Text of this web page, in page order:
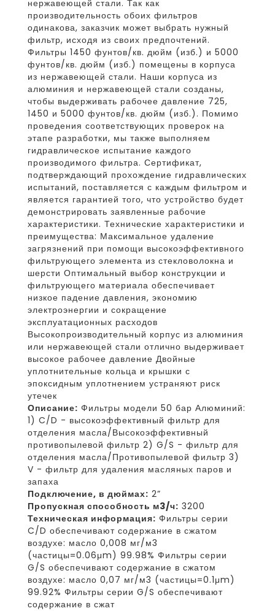
нержавеющей стали. Так как
производительность обоих фильтров
одинакова, заказчик может выбрать нужный
фильтр, исходя из своих предпочтений.
Фильтры 1450 фунтов/кв. дюйм (изб.) и 5000
фунтов/кв. дюйм (изб.) помещены в корпуса
из нержавеющей стали. Наши корпуса из
алюминия и нержавеющей стали созданы,
чтобы выдерживать рабочее давление 725,
1450 и 5000 фунтов/кв. дюйм (изб.). Помимо
проведения соответствующих проверок на
этапе разработки, мы также выполняем
гидравлическое испытание каждого
производимого фильтра. Сертификат,
подтверждающий прохождение гидравлических
испытаний, поставляется с каждым фильтром и
является гарантией того, что устройство будет
демонстрировать заявленные рабочие
характеристики. Технические характеристики и
преимущества: Максимальное удаление
загрязнений при помощи высокоэффективного
фильтрующего элемента из стекловолокна и
шерсти Оптимальный выбор конструкции и
фильтрующего материала обеспечивает
низкое падение давления, экономию
электроэнергии и сокращение
эксплуатационных расходов
Высокопроизводительный корпус из алюминия
или нержавеющей стали отлично выдерживает
высокое рабочее давление Двойные
уплотнительные кольца и крышки с
эпоксидным уплотнением устраняют риск
утечек
Описание: Фильтры модели 50 бар Алюминий:
1) C/D - высокоэффективный фильтр для
отделения масла/Высокоэффективный
противопылевой фильтр 2) G/S - фильтр для
отделения масла/Противопылевой фильтр 3)
V - фильтр для удаления масляных паров и
запаха
Подключение, в дюймах: 2”
Пропускная способность м3/ч: 3200
Техническая информация: Фильтры серии
C/D обеспечивают содержание в сжатом
воздухе: масло 0,008 мг/м3
(частицы=0.06μm) 99.98% Фильтры серии
G/S обеспечивают содержание в сжатом
воздухе: масло 0,07 мг/м3 (частицы=0.1μm)
99.92% Фильтры серии G/S обеспечивают
содержание в сжат